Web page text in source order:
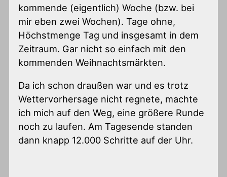
kommende (eigentlich) Woche (bzw. bei
mir eben zwei Wochen). Tage ohne,
Höchstmenge Tag und insgesamt in dem
Zeitraum. Gar nicht so einfach mit den
kommenden Weihnachtsmärkten.
Da ich schon draußen war und es trotz
Wettervorhersage nicht regnete, machte
ich mich auf den Weg, eine größere Runde
noch zu laufen. Am Tagesende standen
dann knapp 12.000 Schritte auf der Uhr.